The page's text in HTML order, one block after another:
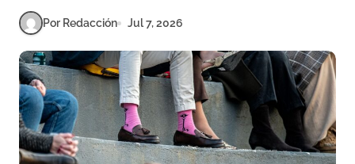
Por Redacción Jul 7, 2026